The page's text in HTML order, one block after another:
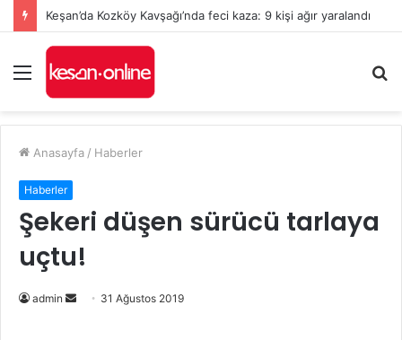
Keşan’da Kozköy Kavşağı’nda feci kaza: 9 kişi ağır yaralandı
Menü
...
Anasayfa / Haberler
Haberler
Şekeri düşen sürücü tarlaya
uçtu!
admin
Bir
31 Ağustos 2019